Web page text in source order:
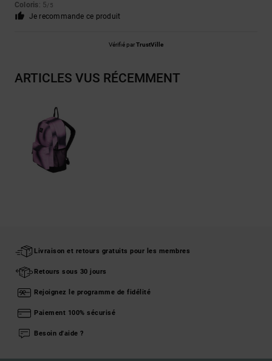
Coloris: 5/5
Je recommande ce produit
Vérifié parTrustVille
ARTICLES VUS RÉCEMMENT
Livraison et retours gratuits pour les membres
Retours sous 30 jours
Rejoignez le programme de fidélité
Paiement 100% sécurisé
Besoin d'aide ?